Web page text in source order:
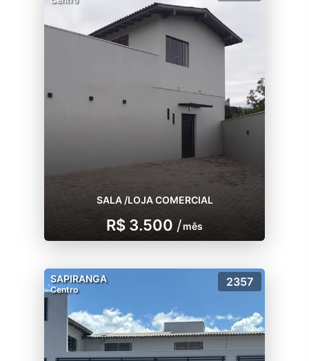
SALA /LOJA COMERCIAL
R$ 3.500 /mês
SAPIRANGA
Centro
2357